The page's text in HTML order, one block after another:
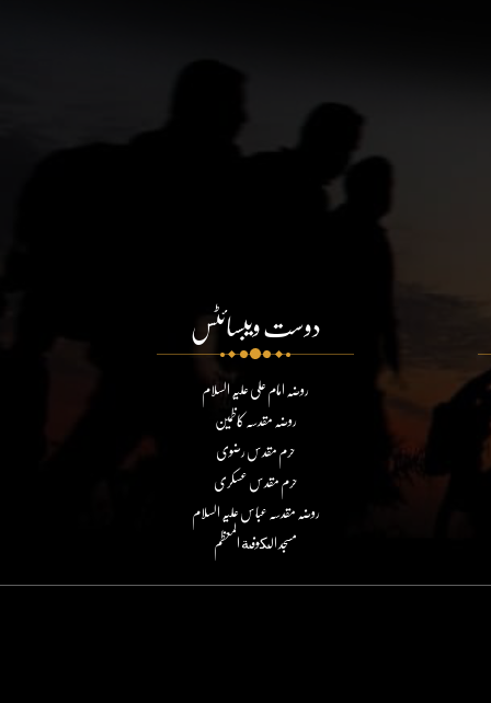
دوست ویبسائٹس
روضہ امام علی علیہ السلام
روضہ مقدسہ کاظمین
حرم مقدس رضوی
حرم مقدس عسکری
روضہ مقدسہ عباس علیہ السلام
مسجد الكوفة المعظم